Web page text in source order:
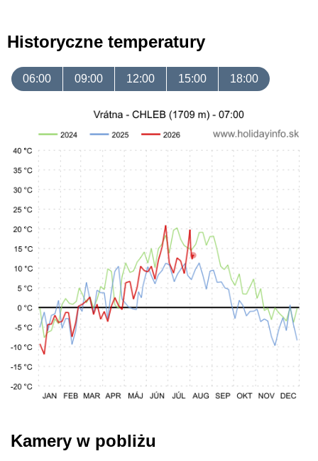
Historyczne temperatury
06:00 09:00 12:00 15:00 18:00
Kamery w pobliżu